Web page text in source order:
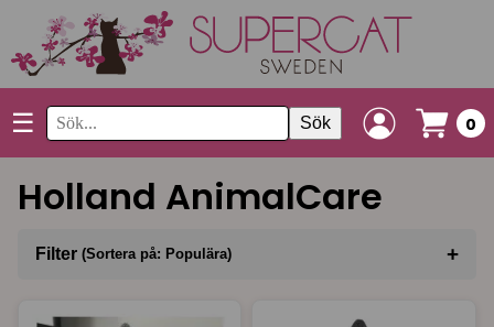
☰ Sök 0
Holland AnimalCare
Filter (Sortera på: Populära) +